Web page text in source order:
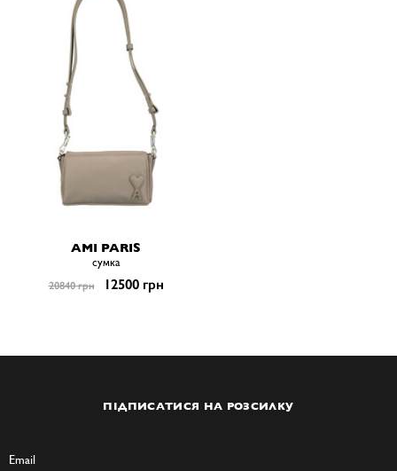
AMI PARIS
сумка
20840 грн 12500 грн
ПІДПИСАТИСЯ НА РОЗСИЛКУ